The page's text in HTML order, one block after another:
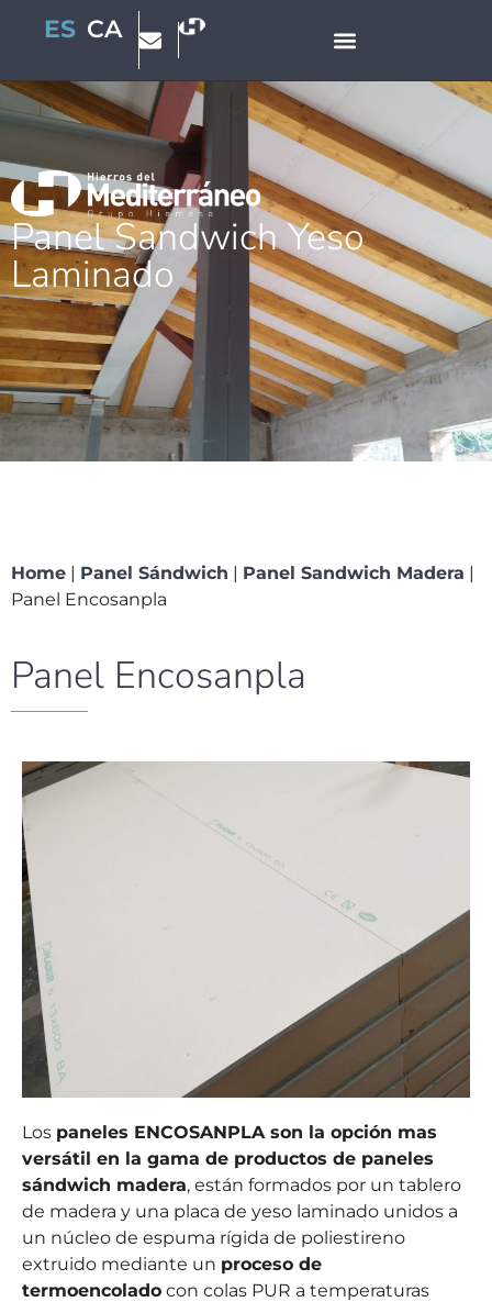
ES CA
Panel Sandwich Yeso
Laminado
Home | Panel Sándwich | Panel Sandwich Madera |
Panel Encosanpla
Panel Encosanpla
Los paneles ENCOSANPLA son la opción mas
versátil en la gama de productos de paneles
sándwich madera, están formados por un tablero
de madera y una placa de yeso laminado unidos a
un núcleo de espuma rígida de poliestireno
extruido mediante un proceso de
termoencolado con colas PUR a temperaturas